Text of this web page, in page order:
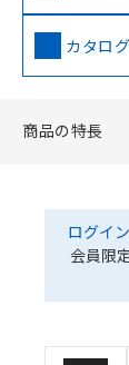
カタロ
商品の特長
ログイ
会員限